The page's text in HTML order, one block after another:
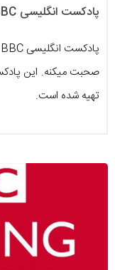
پادکست انگلیسی BBC – اعتماد
صحبت میکنه. این
تهیه شده است.